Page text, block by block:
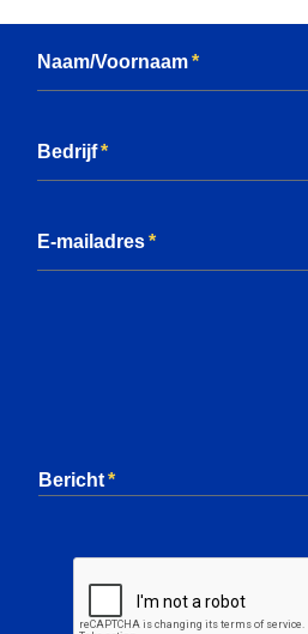
Naam/Voornaam
Bedrijf
E-mailadres
Bericht